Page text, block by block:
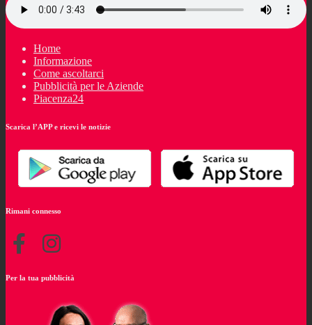
Home
Informazione
Come ascoltarci
Pubblicità per le Aziende
Piacenza24
Scarica l’APP e ricevi le notizie
Rimani connesso
Per la tua pubblicità